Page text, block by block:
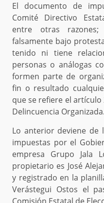
El documento de
Comité Directivo
entre otras
falsamente bajo
tenido ni tiene
personas o análogas
formen parte de
fin o resultado
que se refiere el artículo
Delincuencia Organizada.
Lo anterior deviene de
impuestas por el
empresa Grupo Jala
propietario es José
y registrado en la
Verástegui Ostos el